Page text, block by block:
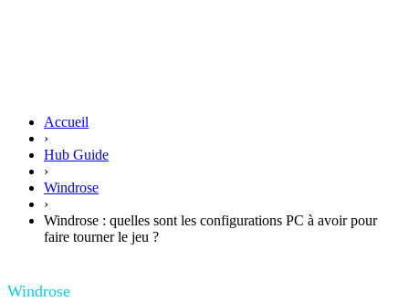
Accueil
›
Hub Guide
›
Windrose
›
Windrose : quelles sont les configurations PC à avoir pour
faire tourner le jeu ?
Windrose